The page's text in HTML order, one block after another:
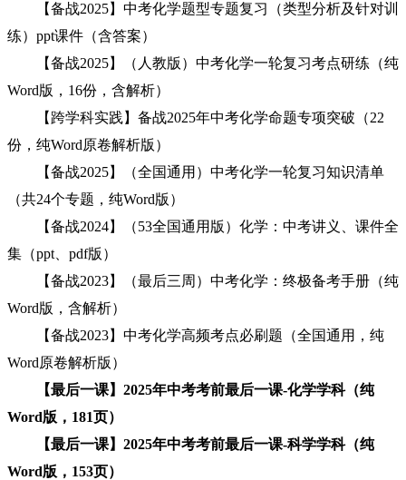
【备战2025】中考化学题型专题复习（类型分析及针对训
练）ppt课件（含答案）
【备战2025】（人教版）中考化学一轮复习考点研练（纯
Word版，16份，含解析）
【跨学科实践】备战2025年中考化学命题专项突破（22
份，纯Word原卷解析版）
【备战2025】（全国通用）中考化学一轮复习知识清单
（共24个专题，纯Word版）
【备战2024】（53全国通用版）化学：中考讲义、课件全
集（ppt、pdf版）
【备战2023】（最后三周）中考化学：终极备考手册（纯
Word版，含解析）
【备战2023】中考化学高频考点必刷题（全国通用，纯
Word原卷解析版）
【最后一课】2025年中考考前最后一课-化学学科（纯
Word版，181页）
【最后一课】2025年中考考前最后一课-科学学科（纯
Word版，153页）